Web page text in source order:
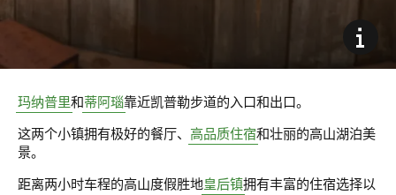
玛纳普里和蒂阿瑙靠近凯普勒步道的入口和出口。
这两个小镇拥有极好的餐厅、 高品质住宿和壮丽的高山湖泊美
景。
距离两小时车程的高山度假胜地皇后镇拥有丰富的住宿选择以